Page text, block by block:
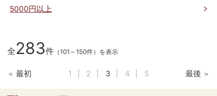
5000円以上
全283件 （101～150件）を表示
最初 1 2 3 4 5 最後